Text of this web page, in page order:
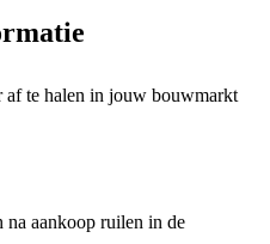
af te halen in jouw bouwmarkt
na aankoop ruilen in de